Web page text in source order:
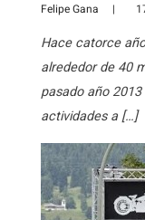
Felipe Gana |
Hace catorce
alrededor de 40
pasado año
actividades a […]